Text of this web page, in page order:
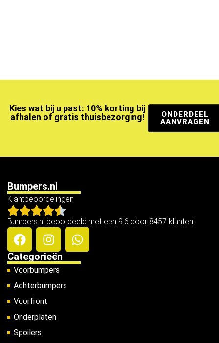
Kies wat bij u past: 10% korting bij
afhalen of gratis thuisbezorging!
ONDERDEEL
AANVRAGEN
Bumpers.nl
Klantbeoordelingen
Bumpers.nl beoordeeld met een 9.6 door 8457 klanten!
Categorieën
Voorbumpers
Achterbumpers
Voorfront
Onderplaten
Spoilers